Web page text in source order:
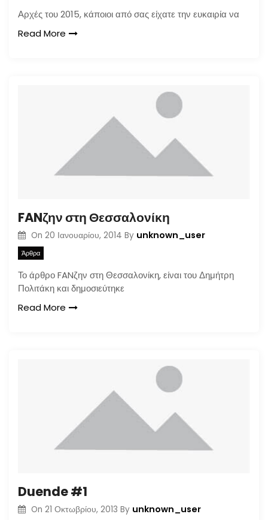
Αρχές του 2015, κάποιοι από σας είχατε την ευκαιρία να
Read More
FANζην στη Θεσσαλονίκη
On 20 Ιανουαρίου, 2014 By unknown_user
Άρθρα
Το άρθρο FANζην στη Θεσσαλονίκη, είναι του Δημήτρη
Πολιτάκη και δημοσιεύτηκε
Read More
Duende #1
On 21 Οκτωβρίου, 2013 By unknown_user